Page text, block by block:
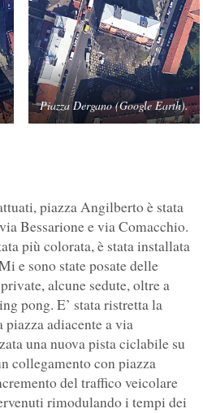
Piazza Dergano (Google Earth).
piazza Angilberto è stata
Bessarione e via Comacchio.
più colorata, è stata installata
e sono state posate delle
alcune sedute, oltre a
pong. E’ stata ristretta la
adiacente a via
una nuova pista ciclabile su
collegamento con piazza
del traffico veicolare
rimodulando i tempi dei